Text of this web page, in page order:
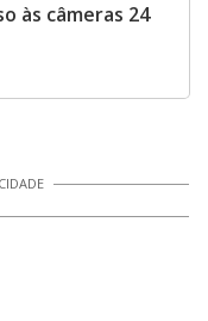
às câmeras 24